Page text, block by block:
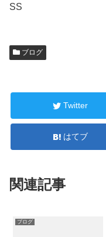
SS
ブログ
Twitter
はてブ
関連記事
ブログ